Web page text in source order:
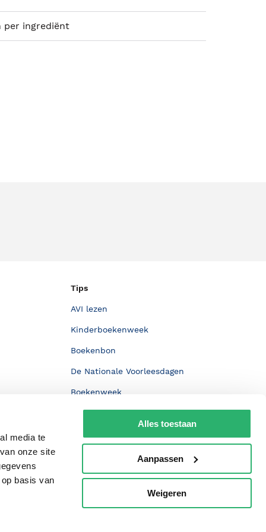
media te
onze site
basis van
Alles toestaan
Aanpassen
Weigeren
per ingrediënt
Tips
AVI lezen
Kinderboekenweek
Boekenbon
De Nationale Voorleesdagen
Boekenweek
Wet op de Vaste Boekenprijs